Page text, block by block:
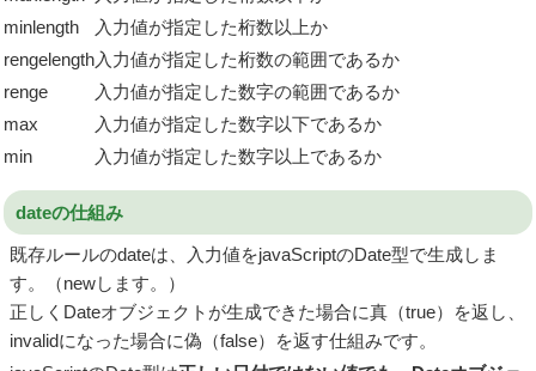
minlength
入力値が指定した桁数以上か
rengelength入力値が指定した桁数の範囲であるか
renge
入力値が指定した数字の範囲であるか
max
入力値が指定した数字以下であるか
min
入力値が指定した数字以上であるか
dateの仕組み
既存ルールのdateは、入力値をjavaScriptのDate型で生成しま
す。（newします。）
正しくDateオブジェクトが生成できた場合に真（true）を返し、
invalidになった場合に偽（false）を返す仕組みです。